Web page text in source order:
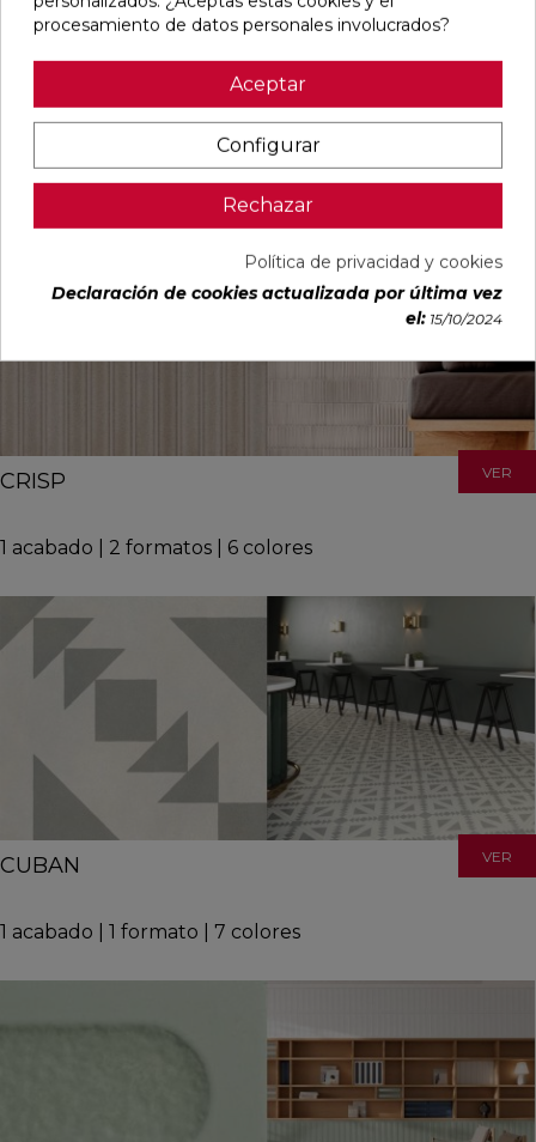
acabado | 2 formatos | 5 colores
CRISP VER
1 acabado 2 formatos 6 colores
CUBAN VER
1 acabado 1 formato 7 colores
procesamiento de datos personales involucrados?
Aceptar
Configurar
Rechazar
Política de privacidad y cookies
Declaración de cookies actualizada por última vez
el: 15/10/2024